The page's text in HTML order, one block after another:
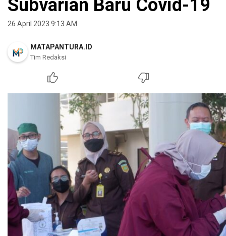
Subvarian Baru Covid-19
26 April 2023 9:13 AM
MATAPANTURA.ID
Tim Redaksi